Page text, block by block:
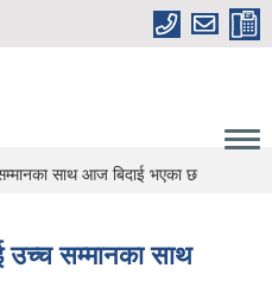
साथ आज बिदाई भएका छ
उच्च सम्मानका साथ